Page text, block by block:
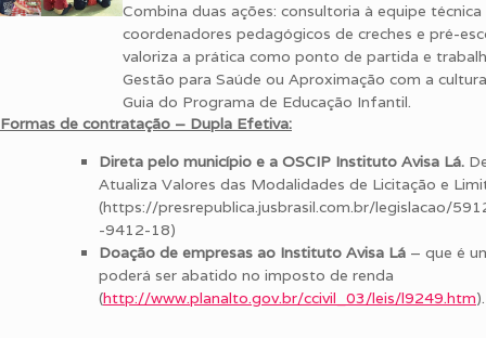
Combina duas ações: consultoria à equipe
coordenadores pedagógicos de creches e pré-
valoriza a prática como ponto de partida e
Gestão para Saúde ou Aproximação com a
Guia do Programa de Educação Infantil.
Formas de contratação – Dupla Efetiva:
Direta pelo município e a OSCIP Instituto Avisa Lá.
Atualiza Valores das Modalidades de Licitação e
(https://presrepublica.jusbrasil.com.br/legislacao/
-9412-18)
Doação de empresas ao Instituto Avisa Lá – que é
poderá ser abatido no imposto de renda
(http://www.planalto.gov.br/ccivil_03/leis/l9249.htm).